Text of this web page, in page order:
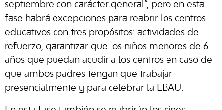
septiembre con carácter general”, pero en esta
fase habrá excepciones para reabrir los centros
educativos con tres propósitos: actividades de
refuerzo, garantizar que los niños menores de 6
años que puedan acudir a los centros en caso de
que ambos padres tengan que trabajar
presencialmente y para celebrar la EBAU.